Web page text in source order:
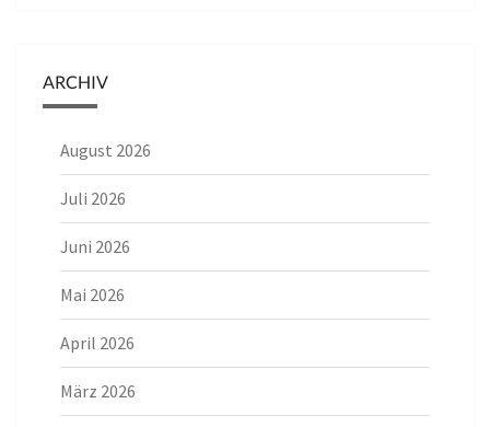
ARCHIV
August 2026
Juli 2026
Juni 2026
Mai 2026
April 2026
März 2026